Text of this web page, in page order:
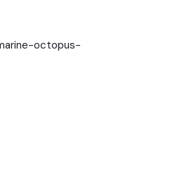
octopus-